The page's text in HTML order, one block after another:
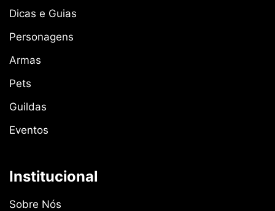
Dicas e Guias
Personagens
Armas
Pets
Guildas
Eventos
Institucional
Sobre Nós